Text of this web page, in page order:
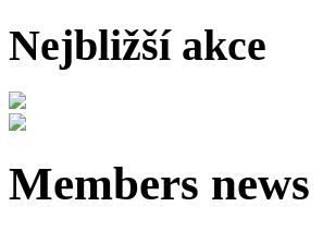
Nejbližší akce
Members news